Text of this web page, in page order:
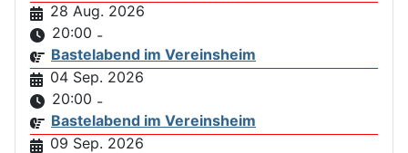
28 Aug. 2026
20:00 -
Bastelabend im Vereinsheim
04 Sep. 2026
20:00 -
Bastelabend im Vereinsheim
09 Sep. 2026